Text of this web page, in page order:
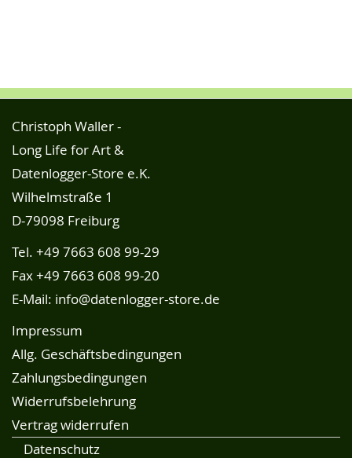
Christoph Waller -
Long Life for Art &
Datenlogger-Store e.K.
Wilhelmstraße 1
D-79098 Freiburg
Tel. +49 7663 608 99-29
Fax +49 7663 608 99-20
E-Mail: info@datenlogger-store.de
Impressum
Allg. Geschäftsbedingungen
Zahlungsbedingungen
Widerrufsbelehrung
Vertrag widerrufen
Datenschutz